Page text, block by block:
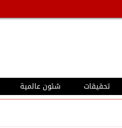
تحقيقات شئون عالمية